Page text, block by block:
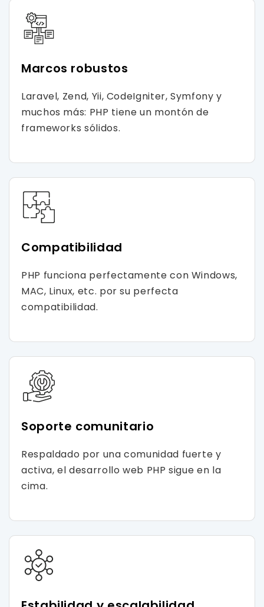
Marcos robustos
Laravel, Zend, Yii, CodeIgniter, Symfony y
muchos más: PHP tiene un montón de
frameworks sólidos.
Compatibilidad
PHP funciona perfectamente con Windows,
MAC, Linux, etc. por su perfecta
compatibilidad.
Soporte comunitario
Respaldado por una comunidad fuerte y
activa, el desarrollo web PHP sigue en la
cima.